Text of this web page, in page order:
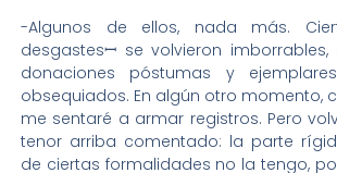
-Algunos de ellos, nada más.
desgastesꟷ se volvieron
donaciones póstumas y
obsequiados. En algún otro momento,
me sentaré a armar registros. Pero
tenor arriba comentado: la parte
de ciertas formalidades no la tengo,